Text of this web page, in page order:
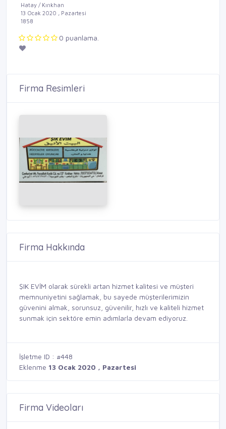
Hatay / Kırıkhan
13 Ocak 2020 , Pazartesi
1858
0 puanlama.
Firma Resimleri
Firma Hakkında
ŞIK EVİM olarak sürekli artan hizmet kalitesi ve müşteri
memnuniyetini sağlamak, bu sayede müşterilerimizin
güvenini almak, sorunsuz, güvenilir, hızlı ve kaliteli hizmet
sunmak için sektöre emin adımlarla devam ediyoruz.
İşletme ID : #448
Eklenme 13 Ocak 2020 , Pazartesi
Firma Videoları